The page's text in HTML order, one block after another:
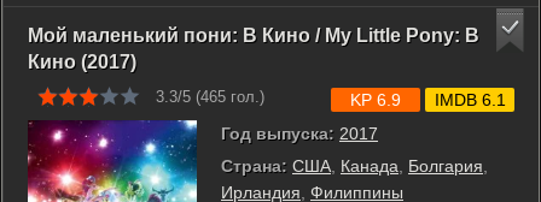
Мой маленький пони: В Кино / My Little Pony: В
Кино (2017)
3.3/5 (465 гол.)
Год выпуска: 2017
Страна: США Канада Болгария
Ирландия Филиппины
KP 6.9 IMDB 6.1